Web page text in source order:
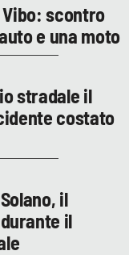
scontro
e una moto
stradale il
costato
il
il